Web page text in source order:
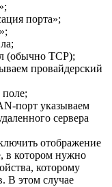
порта»;
(обычно TCP);
провайдерский
порт указываем
сервера
отображение
в котором нужно
которому
В этом случае